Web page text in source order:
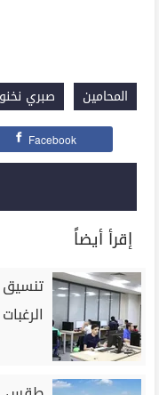
المحامين صبري
Facebook
إقرأ أيضاً